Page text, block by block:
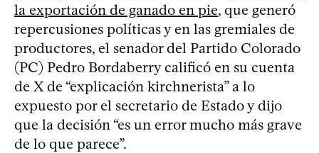
la exportación de ganado en pie, que generó
repercusiones políticas y en las gremiales de
productores, el senador del Partido Colorado
(PC) Pedro Bordaberry calificó en su cuenta
de X de “explicación kirchnerista” a lo
expuesto por el secretario de Estado y dijo
que la decisión “es un error mucho más grave
de lo que parece”.